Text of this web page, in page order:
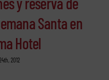
Santa en
Hotel
2012